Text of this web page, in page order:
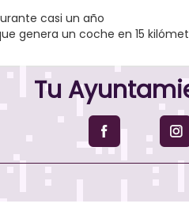
casi un año
genera un coche en 15
Tu